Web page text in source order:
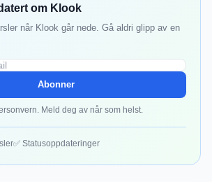
om Klook
når Klook går nede. Gå aldri glipp av en
Abonner
Meld deg av når som helst.
✅ Statusoppdateringer